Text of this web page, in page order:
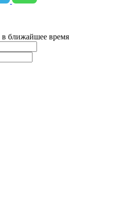
ближайшее время